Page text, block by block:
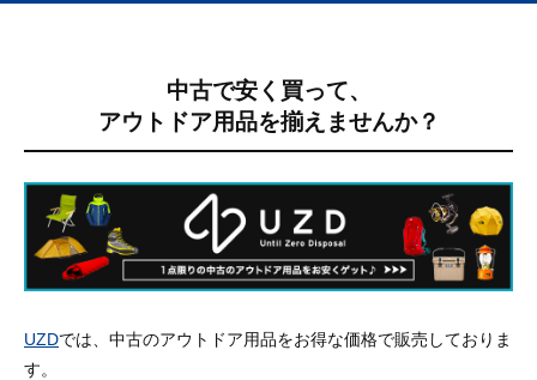
中古で安く買って、
アウトドア用品を揃えませんか？
UZDでは、中古のアウトドア用品をお得な価格で販売しておりま
す。